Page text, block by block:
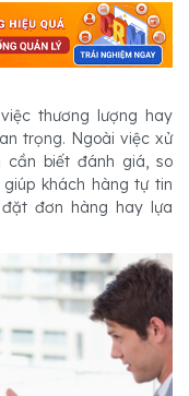
thương lượng hay
trọng. Ngoài việc xử
cần biết đánh giá, so
khách hàng tự tin
đơn hàng hay lựa